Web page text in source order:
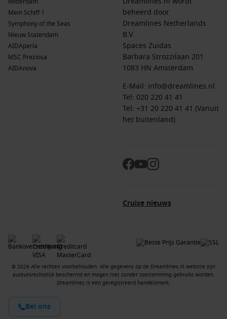
Bel ons
Mein Schiff 1
Symphony of the Seas
Nieuw Statendam
AIDAperla
MSC Preziosa
AIDAnova
beheerd door
Dreamlines Netherlands
B.V.
Spaces Zuidas
Barbara Strozzilaan 201
1083 HN Amsterdam
E-Mail: info@dreamlines.nl
Tel: 020 220 41 41
Tel: +31 20 220 41 41 (Vanuit
het buitenland)
Cruise nieuws
© 2026 Alle rechten voorbehouden. Alle gegevens op de Dreamlines.nl website zijn
auteursrechtelijk beschermd en mogen niet zonder toestemming gebruikt worden.
Dreamlines is een geregistreerd handelsmerk.
Contact